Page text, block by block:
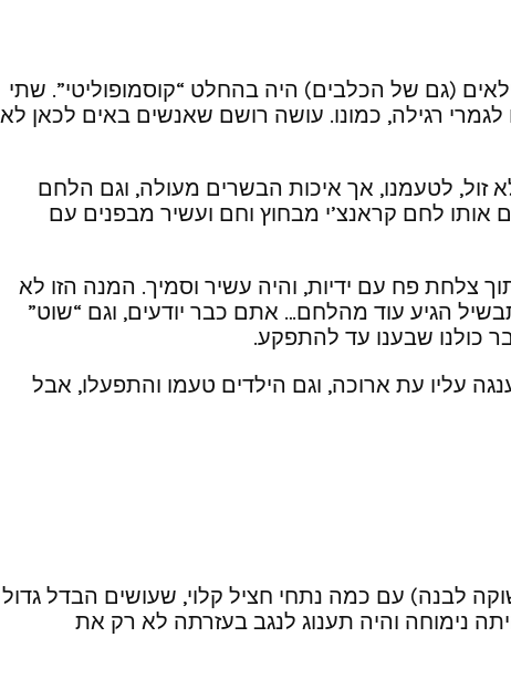
(גם של הכלבים) היה בהחלט “קוסמופוליטי”. שתי
בני ובנות 50+ וגם, הממ… משפחה או שתיים לגמרי רגילה, כמונו. עושה רושם שאנשים באים לכאן לא
ועוד לא יכולנו להזמין מתפריט הצהרים, הלכנו על פלטת בשרים (118 ₪) מחיר לא זול, לטעמנו, אך איכות הבשרים מעולה, וגם הלחם
אותו לחם קראנצ’י מבחוץ וחם ועשיר מבפנים עם
שהגיע לשולחן בתוך צלחת פח עם ידיות, והיה עשיר וסמיך. המנה הזו לא
הגיע עוד מהלחם… אתם כבר יודעים, וגם “שוט”
כולנו שבענו עד להתפקע.
עליו עת ארוכה, וגם הילדים טעמו והתפעלו, אבל
לבנה) עם כמה נתחי חציל קלוי, שעושים הבדל גדול
נימוחה והיה תענוג לנגב בעזרתה לא רק את